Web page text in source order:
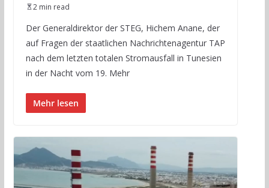
2 min read
Der Generaldirektor der STEG, Hichem Anane, der
auf Fragen der staatlichen Nachrichtenagentur TAP
nach dem letzten totalen Stromausfall in Tunesien
in der Nacht vom 19. Mehr
Mehr lesen